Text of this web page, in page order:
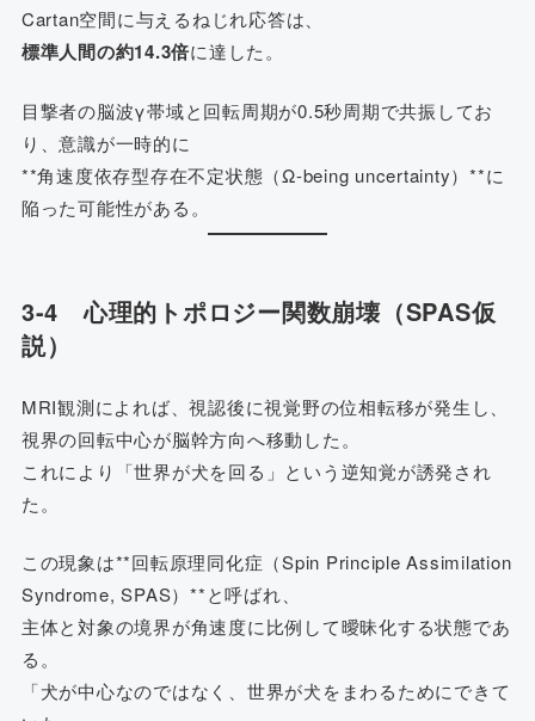
Cartan空間に与えるねじれ応答は、
標準人間の約14.3倍に達した。
目撃者の脳波γ帯域と回転周期が0.5秒周期で共振してお
り、意識が一時的に
**角速度依存型存在不定状態（Ω-being uncertainty）**に
陥った可能性がある。
3-4 心理的トポロジー関数崩壊（SPAS仮
説）
MRI観測によれば、視認後に視覚野の位相転移が発生し、
視界の回転中心が脳幹方向へ移動した。
これにより「世界が犬を回る」という逆知覚が誘発され
た。
この現象は**回転原理同化症（Spin Principle Assimilation
Syndrome, SPAS）**と呼ばれ、
主体と対象の境界が角速度に比例して曖昧化する状態であ
る。
「犬が中心なのではなく、世界が犬をまわるためにできて